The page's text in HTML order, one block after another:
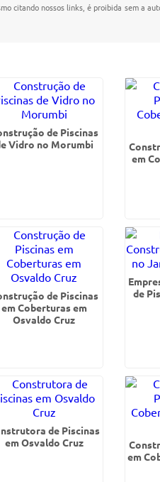
citando nossos links, é proibida sem a
de Piscinas
Vidro no Morumbi
em
de Piscinas
em Coberturas em
Osvaldo Cruz
de
de Piscinas
em Osvaldo Cruz
em